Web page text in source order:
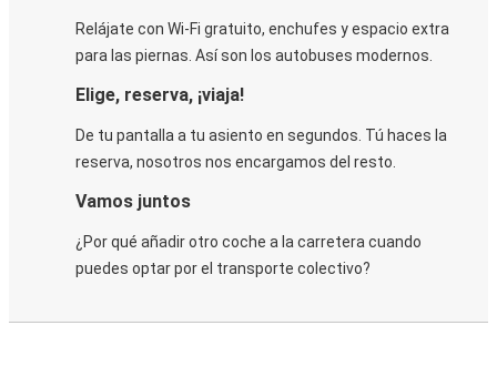
Relájate con Wi-Fi gratuito, enchufes y espacio extra
para las piernas. Así son los autobuses modernos.
Elige, reserva, ¡viaja!
De tu pantalla a tu asiento en segundos. Tú haces la
reserva, nosotros nos encargamos del resto.
Vamos juntos
¿Por qué añadir otro coche a la carretera cuando
puedes optar por el transporte colectivo?